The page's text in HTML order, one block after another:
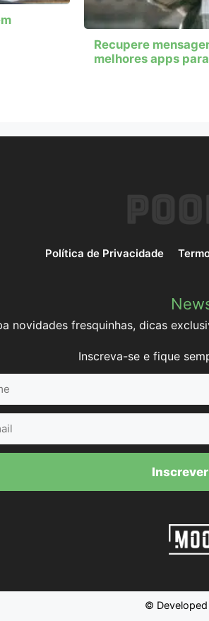
Recupere
melhores apps
Política de Privacidade
novidades fresquinhas, dicas
Inscreva-se e fique